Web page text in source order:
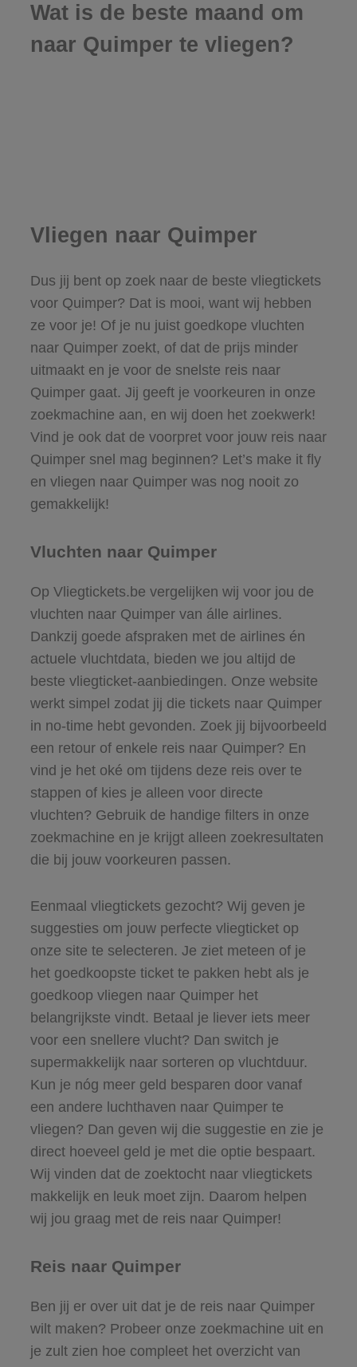
Wat is de beste maand om
naar Quimper te vliegen?
Vliegen naar Quimper
Dus jij bent op zoek naar de beste vliegtickets
voor Quimper? Dat is mooi, want wij hebben
ze voor je! Of je nu juist goedkope vluchten
naar Quimper zoekt, of dat de prijs minder
uitmaakt en je voor de snelste reis naar
Quimper gaat. Jij geeft je voorkeuren in onze
zoekmachine aan, en wij doen het zoekwerk!
Vind je ook dat de voorpret voor jouw reis naar
Quimper snel mag beginnen? Let’s make it fly
en vliegen naar Quimper was nog nooit zo
gemakkelijk!
Vluchten naar Quimper
Op Vliegtickets.be vergelijken wij voor jou de
vluchten naar Quimper van álle airlines.
Dankzij goede afspraken met de airlines én
actuele vluchtdata, bieden we jou altijd de
beste vliegticket-aanbiedingen. Onze website
werkt simpel zodat jij die tickets naar Quimper
in no-time hebt gevonden. Zoek jij bijvoorbeeld
een retour of enkele reis naar Quimper? En
vind je het oké om tijdens deze reis over te
stappen of kies je alleen voor directe
vluchten? Gebruik de handige filters in onze
zoekmachine en je krijgt alleen zoekresultaten
die bij jouw voorkeuren passen.
Eenmaal vliegtickets gezocht? Wij geven je
suggesties om jouw perfecte vliegticket op
onze site te selecteren. Je ziet meteen of je
het goedkoopste ticket te pakken hebt als je
goedkoop vliegen naar Quimper het
belangrijkste vindt. Betaal je liever iets meer
voor een snellere vlucht? Dan switch je
supermakkelijk naar sorteren op vluchtduur.
Kun je nóg meer geld besparen door vanaf
een andere luchthaven naar Quimper te
vliegen? Dan geven wij die suggestie en zie je
direct hoeveel geld je met die optie bespaart.
Wij vinden dat de zoektocht naar vliegtickets
makkelijk en leuk moet zijn. Daarom helpen
wij jou graag met de reis naar Quimper!
Reis naar Quimper
Ben jij er over uit dat je de reis naar Quimper
wilt maken? Probeer onze zoekmachine uit en
je zult zien hoe compleet het overzicht van